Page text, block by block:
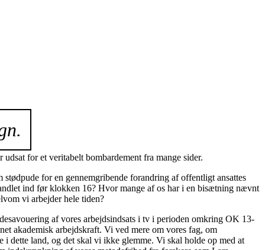
for et veritabelt bombardement fra mange sider.
for en gennemgribende forandring af offentligt ansattes
ind før klokken 16? Hvor mange af os har i en bisætning nævnt
vi arbejder hele tiden?
af vores arbejdsindsats i tv i perioden omkring OK 13-
akademisk arbejdskraft. Vi ved mere om vores fag, om
i dette land, og det skal vi ikke glemme. Vi skal holde op med at